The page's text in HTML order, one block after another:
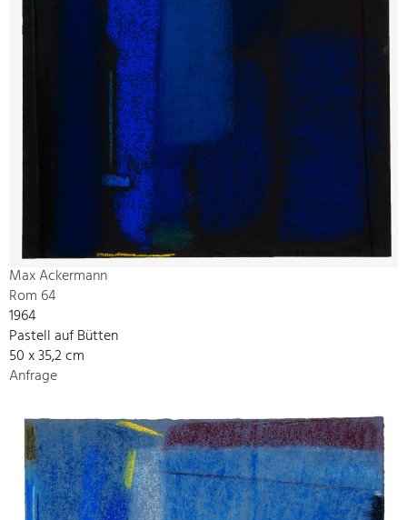
Max Ackermann
Rom 64
1964
Pastell auf Bütten
50 x 35,2 cm
Anfrage